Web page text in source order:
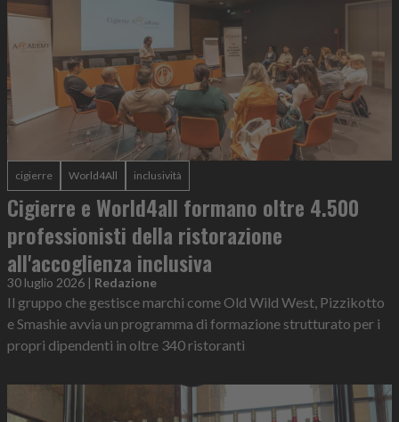
cigierre World4All inclusività
Cigierre e World4all formano oltre 4.500
professionisti della ristorazione
all'accoglienza inclusiva
30 luglio 2026 | Redazione
Il gruppo che gestisce marchi come Old Wild West, Pizzikotto
e Smashie avvia un programma di formazione strutturato per i
propri dipendenti in oltre 340 ristoranti